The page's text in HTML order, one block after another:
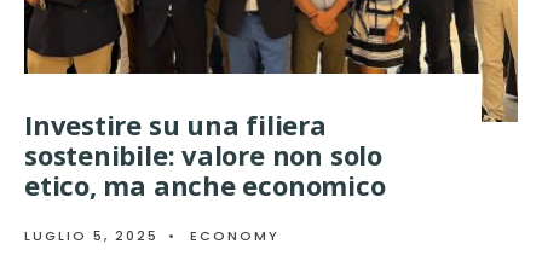
Investire su una filiera
sostenibile: valore non solo
etico, ma anche economico
LUGLIO 5, 2025 • ECONOMY